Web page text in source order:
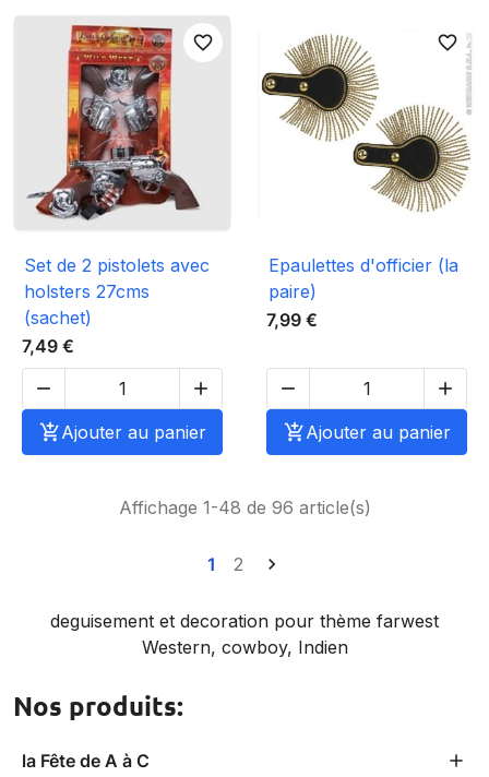
Nos produits:
la Fête de A à C
favorite_border
Set de 2 pistolets avec
holsters 27cms
(sachet)
7,49 €


Ajouter au panier
favorite_border
Epaulettes d'officier (la
paire)
7,99 €


Ajouter au panier
Affichage 1-48 de 96 article(s)
1 2 
deguisement et decoration pour thème farwest
Western, cowboy, Indien